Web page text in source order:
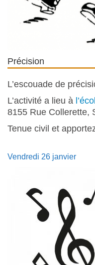
Précision
L’escouade de
L’activité a lieu à
8155 Rue Collerette,
Tenue civil et
Vendredi 26 janvier